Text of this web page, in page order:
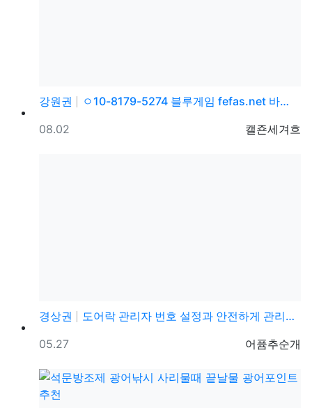
강원권
ㅇ10-8179-5274 블루게임 fefas.net 바…
등록자
캘죤세겨흐
등록일
08.02
경상권
도어락 관리자 번호 설정과 안전하게 관리하는 방법
등록자
어퓸추순개
등록일
05.27